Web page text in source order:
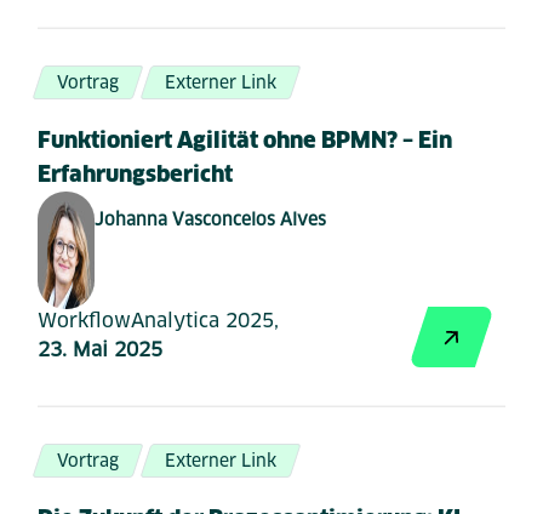
Vortrag Externer Link
Funktioniert Agilität ohne BPMN? – Ein
Erfahrungsbericht
Johanna Vasconcelos Alves
WorkflowAnalytica 2025,
23. Mai 2025
Vortrag Externer Link